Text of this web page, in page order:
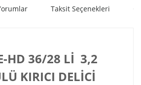
Taksit Seçenekleri
HD 36/28 Lİ 3,2
KIRICI DELİCİ